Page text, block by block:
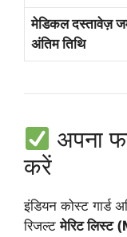
मेडिकल दस्तावेज़
अंतिम तिथि
अपना
करें
इंडियन कोस्ट
रिजल्टमेरिट